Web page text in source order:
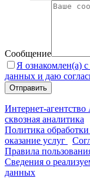
Сообщение
Я ознакомлен(а)
данных и даю
Интернет-
сквозная аналитика
Политика
оказание услуг
Правила
Сведения о
данных